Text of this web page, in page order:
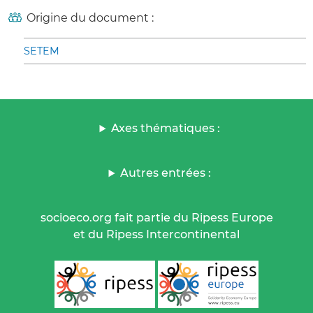
Origine du document :
SETEM
Axes thématiques :
Autres entrées :
socioeco.org fait partie du Ripess Europe
et du Ripess Intercontinental